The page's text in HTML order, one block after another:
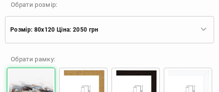
Обрати розмір:
Розмір: 80x120 Ціна: 2050 грн
Розмір: 60x90 Ціна: 1650 грн
Обрати рамку: